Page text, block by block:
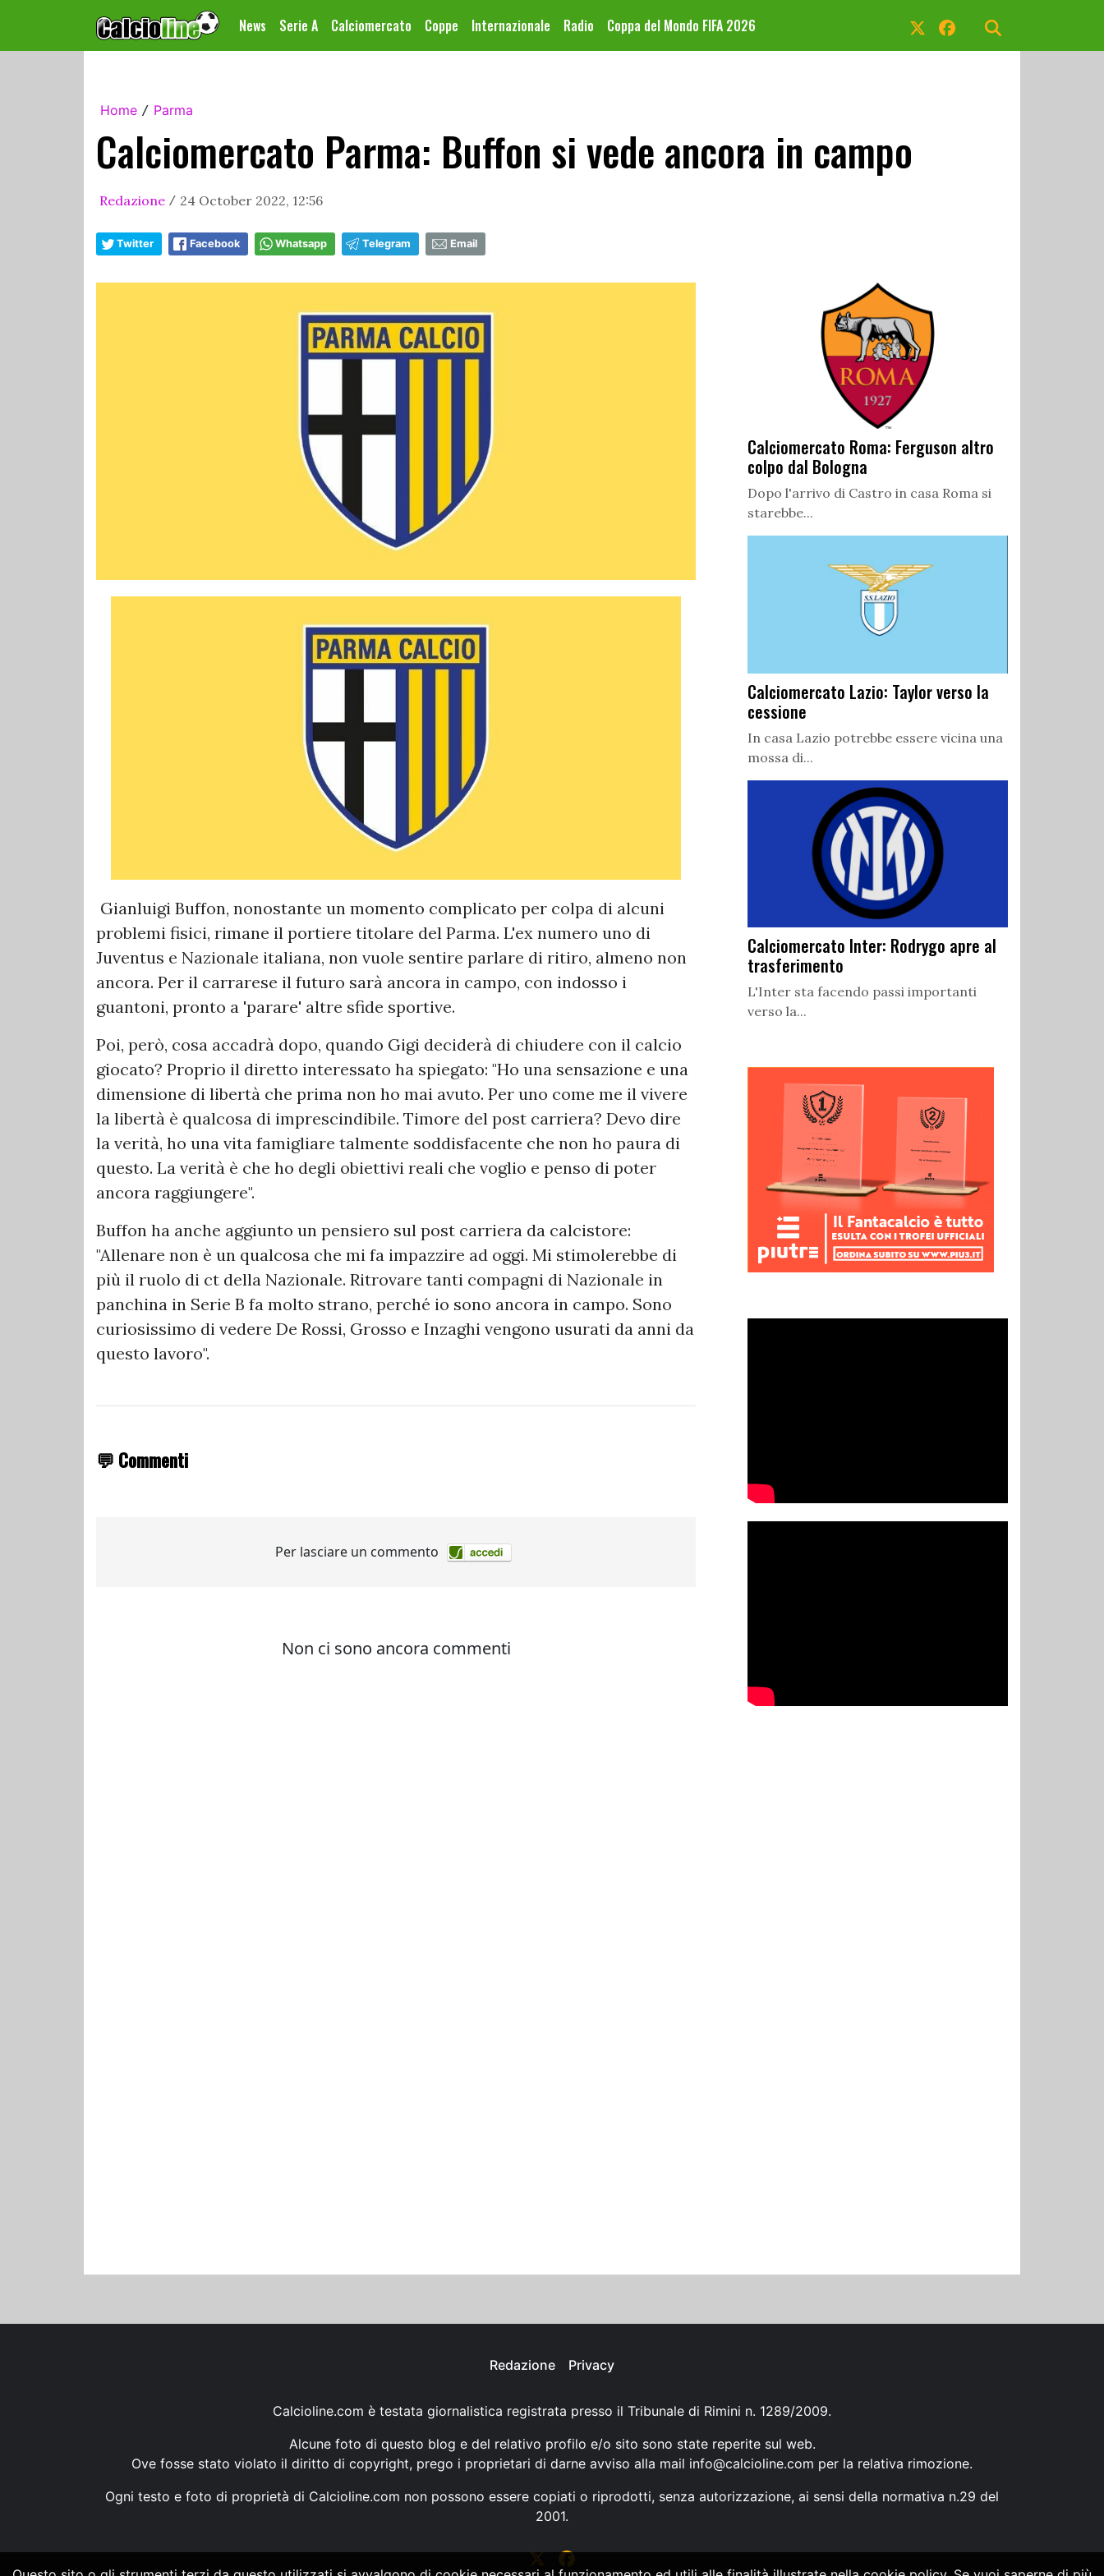
News Serie A Calciomercato Coppe Internazionale Radio Coppa del Mondo FIFA 2026
Home / Parma
Calciomercato Parma: Buffon si vede ancora in campo
Redazione / 24 October 2022, 12:56
Twitter Facebook Whatsapp Telegram Email
Gianluigi Buffon, nonostante un momento complicato per colpa di alcuni
problemi fisici, rimane il portiere titolare del Parma. L'ex numero uno di
Juventus e Nazionale italiana, non vuole sentire parlare di ritiro, almeno non
ancora. Per il carrarese il futuro sarà ancora in campo, con indosso i
guantoni, pronto a 'parare' altre sfide sportive.
Poi, però, cosa accadrà dopo, quando Gigi deciderà di chiudere con il calcio
giocato? Proprio il diretto interessato ha spiegato: "Ho una sensazione e una
dimensione di libertà che prima non ho mai avuto. Per uno come me il vivere
la libertà è qualcosa di imprescindibile. Timore del post carriera? Devo dire
la verità, ho una vita famigliare talmente soddisfacente che non ho paura di
questo. La verità è che ho degli obiettivi reali che voglio e penso di poter
ancora raggiungere".
Buffon ha anche aggiunto un pensiero sul post carriera da calcistore:
"Allenare non è un qualcosa che mi fa impazzire ad oggi. Mi stimolerebbe di
più il ruolo di ct della Nazionale. Ritrovare tanti compagni di Nazionale in
panchina in Serie B fa molto strano, perché io sono ancora in campo. Sono
curiosissimo di vedere De Rossi, Grosso e Inzaghi vengono usurati da anni da
questo lavoro".
💬 Commenti
Calciomercato Roma: Ferguson altro
colpo dal Bologna
Dopo l'arrivo di Castro in casa Roma si
starebbe...
Calciomercato Lazio: Taylor verso la
cessione
In casa Lazio potrebbe essere vicina una
mossa di...
Calciomercato Inter: Rodrygo apre al
trasferimento
L'Inter sta facendo passi importanti
verso la...
Redazione Privacy
Calcioline.com è testata giornalistica registrata presso il Tribunale di Rimini n. 1289/2009.
Alcune foto di questo blog e del relativo profilo e/o sito sono state reperite sul web.
Ove fosse stato violato il diritto di copyright, prego i proprietari di darne avviso alla mail info@calcioline.com per la relativa rimozione.
Ogni testo e foto di proprietà di Calcioline.com non possono essere copiati o riprodotti, senza autorizzazione, ai sensi della normativa n.29 del
2001.